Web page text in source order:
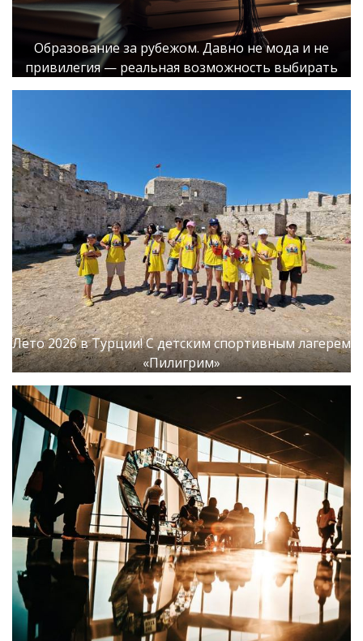
Образование за рубежом. Давно не мода и не
привилегия — реальная возможность выбирать
Лето 2026 в Турции! С детским спортивным лагерем
«Пилигрим»